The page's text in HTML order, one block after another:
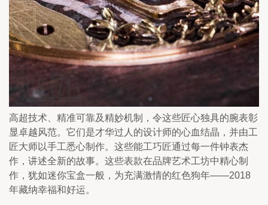
高超技术、精准可靠及精妙机制，令这些匠心独具的腕表彰
显卓越风范。它们是才华过人的设计师的心血结晶，并由工
匠大师以手工悉心制作。这些能工巧匠通过每一件钟表杰
作，讲述全新的故事。这些表款在品牌艺术工坊中精心制
作，犹如迷你宝盒一般，为充满激情的红色狗年——2018
年藏纳幸福和好运。